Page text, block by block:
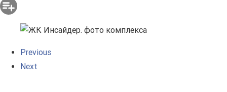
Previous
Next